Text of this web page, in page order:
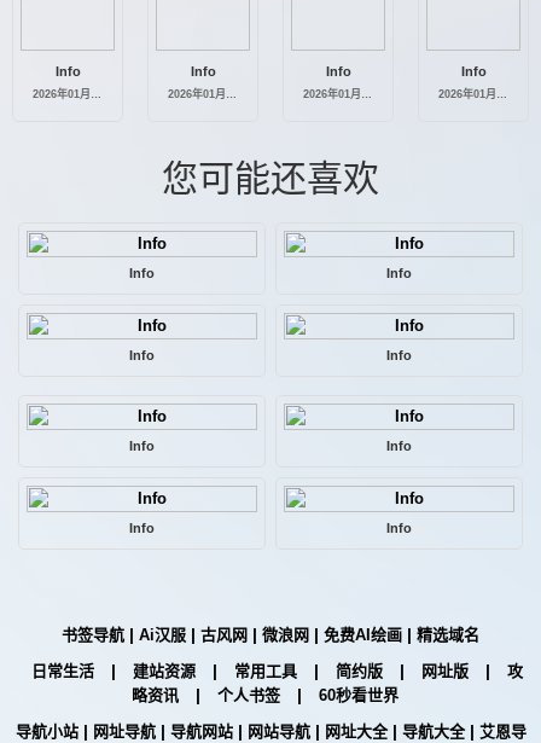
Info
2026年01月27日
Info
2026年01月26日
Info
2026年01月25日
Info
2026年01月24日
您可能还喜欢
Info Info
Info Info
Info Info
Info Info
书签导航 | Ai汉服 | 古风网 | 微浪网 | 免费AI绘画 | 精选域名
日常生活
| 建站资源 | 常用工具 | 简约版 | 网址版 |
攻
略资讯
| 个人书签 |
60秒看世界
导航小站 | 网址导航 | 导航网站 | 网站导航 | 网址大全 | 导航大全 | 艾恩导